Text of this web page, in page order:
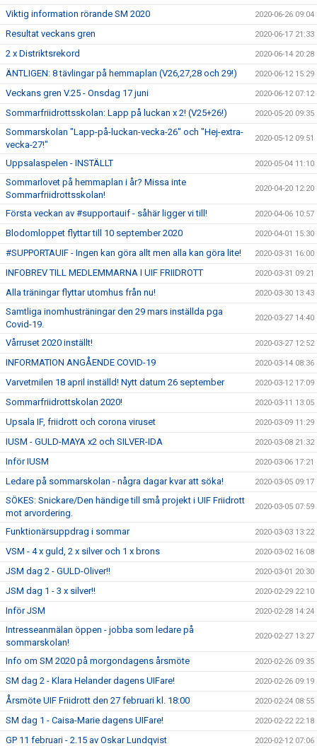
Viktig information rörande SM 2020 2020-06-26 09:04
Resultat veckans gren 2020-06-17 21:33
2 x Distriktsrekord 2020-06-14 20:28
ÄNTLIGEN: 8 tävlingar på hemmaplan (V26,27,28 och 29!) 2020-06-12 15:29
Veckans gren V.25 - Onsdag 17 juni 2020-06-12 07:12
Sommarfriidrottsskolan: Lapp på luckan x 2! (V25+26!) 2020-05-20 09:35
Sommarskolan "Lapp-på-luckan-vecka-26" och "Hej-extra-
vecka-27!"
2020-05-12 09:51
Uppsalaspelen - INSTÄLLT 2020-05-04 11:10
Sommarlovet på hemmaplan i år? Missa inte
Sommarfriidrottsskolan!
2020-04-20 12:20
Första veckan av #supportauif - såhär ligger vi till! 2020-04-06 10:57
Blodomloppet flyttar till 10 september 2020 2020-04-01 15:30
#SUPPORTAUIF - Ingen kan göra allt men alla kan göra lite! 2020-03-31 16:00
INFOBREV TILL MEDLEMMARNA I UIF FRIIDROTT 2020-03-31 09:21
Alla träningar flyttar utomhus från nu! 2020-03-30 13:43
Samtliga inomhusträningar den 29 mars inställda pga
Covid-19.
2020-03-27 14:40
Vårruset 2020 inställt! 2020-03-27 12:52
INFORMATION ANGÅENDE COVID-19 2020-03-14 08:36
Varvetmilen 18 april inställd! Nytt datum 26 september 2020-03-12 17:09
Sommarfriidrottskolan 2020! 2020-03-11 13:05
Upsala IF, friidrott och corona viruset 2020-03-09 11:29
IUSM - GULD-MAYA x2 och SILVER-IDA 2020-03-08 21:32
Inför IUSM 2020-03-06 17:21
Ledare på sommarskolan - några dagar kvar att söka! 2020-03-05 09:17
SÖKES: Snickare/Den händige till små projekt i UIF Friidrott
mot arvordering.
2020-03-05 07:59
Funktionärsuppdrag i sommar 2020-03-03 13:22
VSM - 4 x guld, 2 x silver och 1 x brons 2020-03-02 16:08
JSM dag 2 - GULD-Oliver!! 2020-03-01 20:30
JSM dag 1 - 3 x silver!! 2020-02-29 22:10
Inför JSM 2020-02-28 14:24
Intresseanmälan öppen - jobba som ledare på
sommarskolan!
2020-02-27 13:27
Info om SM 2020 på morgondagens årsmöte 2020-02-26 09:35
SM dag 2 - Klara Helander dagens UIFare! 2020-02-26 09:19
Årsmöte UIF Friidrott den 27 februari kl. 18:00 2020-02-24 08:55
SM dag 1 - Caisa-Marie dagens UIFare! 2020-02-22 22:18
GP 11 februari - 2.15 av Oskar Lundqvist 2020-02-12 07:06